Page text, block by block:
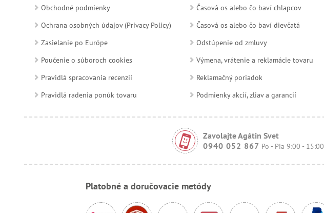
Obchodné podmienky
Ochrana osobných údajov (Privacy Policy)
Zasielanie po Európe
Poučenie o súboroch cookies
Pravidlá spracovania recenzií
Pravidlá radenia ponúk tovaru
Časová os alebo čo baví chlapcov
Časová os alebo čo baví dievčatá
Odstúpenie od zmluvy
Výmena, vrátenie a reklamácie tovaru
Reklamačný poriadok
Podmienky akcií, zliav a garancií
Zavolajte Agátin Svet
0940 052 867 Po - Pia 9:00 - 15:00
Platobné a doručovacie metódy